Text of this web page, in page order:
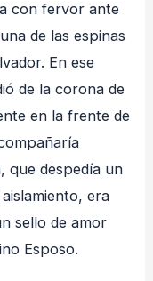
con fervor ante
de las espinas
En ese
de la corona de
en la frente de
que despedía un
era
sello de amor
Esposo.